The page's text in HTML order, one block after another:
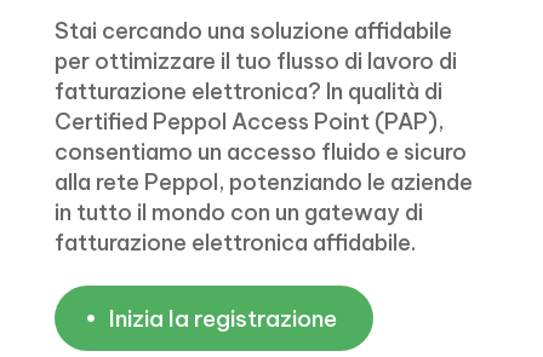
Stai cercando una soluzione affidabile
per ottimizzare il tuo flusso di lavoro di
fatturazione elettronica? In qualità di
Certified Peppol Access Point (PAP),
consentiamo un accesso fluido e sicuro
alla rete Peppol, potenziando le aziende
in tutto il mondo con un gateway di
fatturazione elettronica affidabile.
Inizia la registrazione